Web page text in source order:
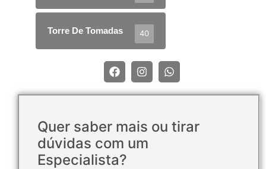
Torre De Tomadas 40
Quer saber mais ou tirar
dúvidas com um
Especialista?